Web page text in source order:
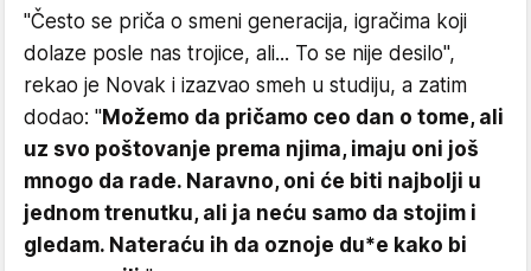
''Često se priča o smeni generacija, igračima koji
dolaze posle nas trojice, ali... To se nije desilo'',
rekao je Novak i izazvao smeh u studiju, a zatim
dodao: ''Možemo da pričamo ceo dan o tome, ali
uz svo poštovanje prema njima, imaju oni još
mnogo da rade. Naravno, oni će biti najbolji u
jednom trenutku, ali ja neću samo da stojim i
gledam. Nateraću ih da oznoje du*e kako bi